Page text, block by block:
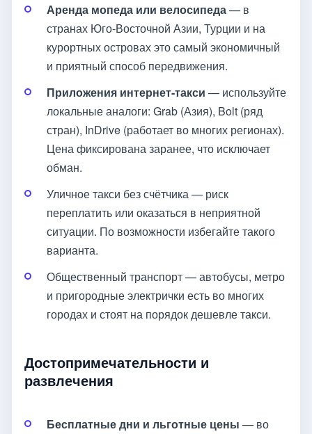
Аренда мопеда или велосипеда— в
странах Юго-Восточной Азии, Турции и на
курортных островах это самый экономичный
и приятный способ передвижения.
Приложения интернет-такси — используйте
локальные аналоги: Grab (Азия), Bolt (ряд
стран), InDrive (работает во многих регионах).
Цена фиксирована заранее, что исключает
обман.
Уличное такси без счётчика — риск
переплатить или оказаться в неприятной
ситуации. По возможности избегайте такого
варианта.
Общественный транспорт — автобусы, метро
и пригородные электрички есть во многих
городах и стоят на порядок дешевле такси.
Достопримечательности и
развлечения
Бесплатные дни и льготные цены — во